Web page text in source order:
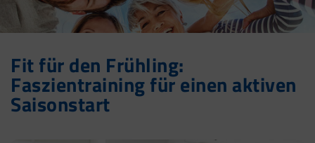
Fit für den Frühling:
Faszientraining für einen aktiven
Saisonstart